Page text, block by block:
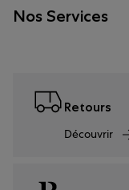
Nos Services
Retours
Découvrir